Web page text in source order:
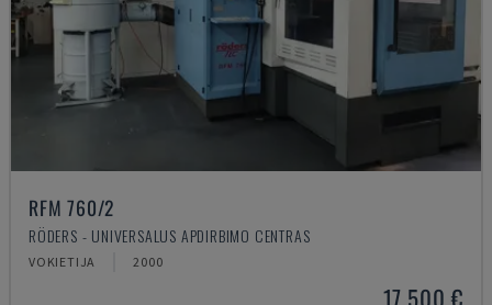
RFM 760/2
RÖDERS - UNIVERSALUS APDIRBIMO CENTRAS
VOKIETIJA 2000
17.500 €